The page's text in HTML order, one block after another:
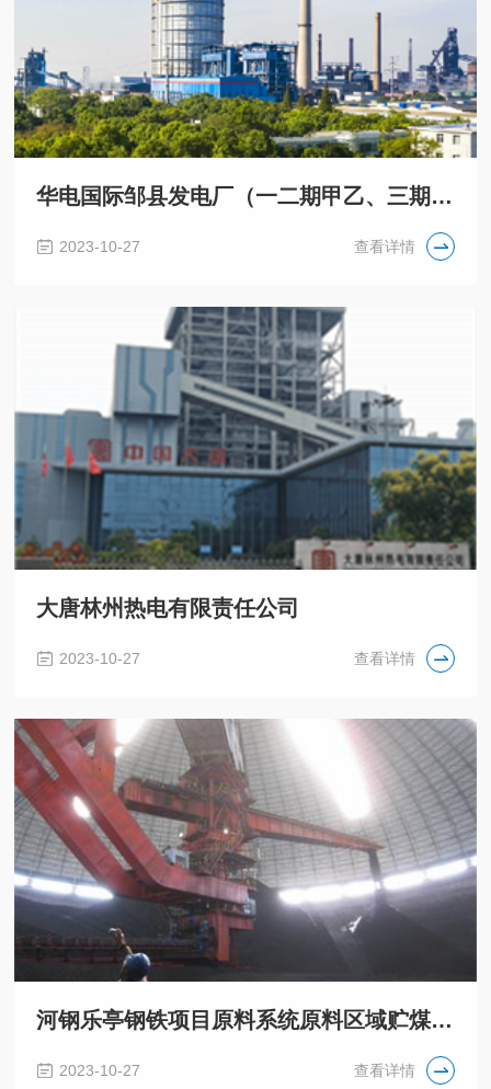
华电国际邹县发电厂（一二期甲乙、三期甲乙、一二期丙丁）
2023-10-27 查看详情
大唐林州热电有限责任公司
2023-10-27 查看详情
河钢乐亭钢铁项目原料系统原料区域贮煤系统
2023-10-27 查看详情